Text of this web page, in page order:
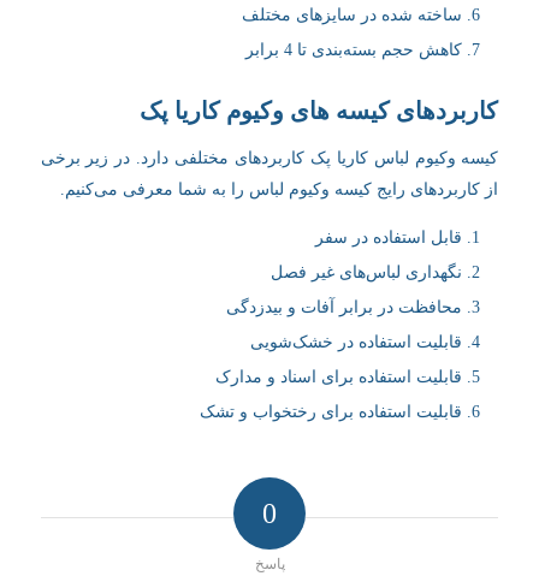
ساخته شده در سایزهای مختلف
کاهش حجم بسته‌بندی تا 4 برابر
کاربردهای کیسه های وکیوم کاریا پک
کیسه وکیوم لباس کاریا پک کاربردهای مختلفی دارد. در زیر برخی
از کاربردهای رایج کیسه وکیوم لباس را به شما معرفی می‌کنیم.
قابل استفاده در سفر
نگهداری لباس‌های غیر فصل
محافظت در برابر آفات و بیدزدگی
قابلیت استفاده در خشک‌شویی
قابلیت استفاده برای اسناد و مدارک
قابلیت استفاده برای رختخواب و تشک
0
پاسخ